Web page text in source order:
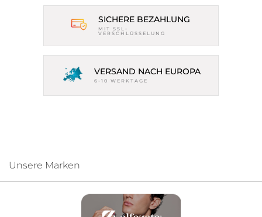
SICHERE BEZAHLUNG
MIT SSL-
VERSCHLÜSSELUNG
VERSAND NACH EUROPA
6-10 WERKTAGE
Unsere Marken